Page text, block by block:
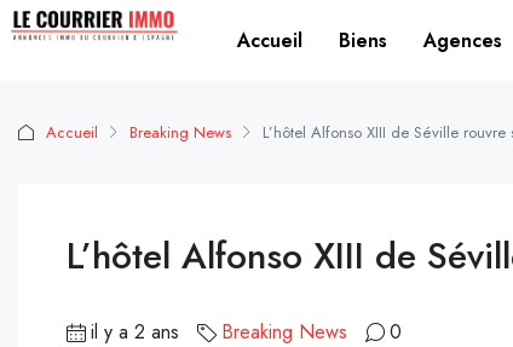
Accueil Biens Agences
Accueil Breaking News L’hôtel Alfonso XIII de Séville rouvre
L’hôtel Alfonso XIII de
il y a 2 ans Breaking News 0